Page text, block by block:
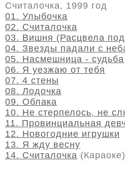
Считалочка, 1999 год
01. Улыбочка
02. Считалочка
03. Вишня (Расцвела
04. Звезды падали с
05. Насмешница - судьба
06. Я уезжаю от тебя
07. 4 стены
08. Лодочка
09. Облака
10. Не стерпелось, не
11. Провинциальная
12. Новогодние игрушки
13. Я жду весну
14. Считалочка (Караоке)